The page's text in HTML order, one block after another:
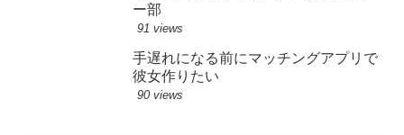
ー部
91 views
手遅れになる前にマッチングアプリで
彼女作りたい
90 views